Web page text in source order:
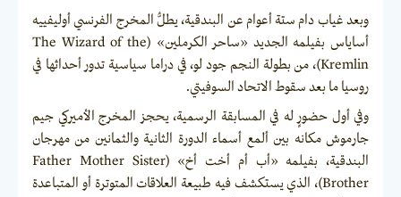
وبعد غياب دام ستة أعوام عن البندقية، يطلُّ المخرج الفرنسي أوليفييه
أساياس بفيلمه الجديد «ساحر الكرملين» (The Wizard of the
Kremlin)، من بطولة النجم جود لو، في دراما سياسية تدور أحداثها في
روسيا ما بعد سقوط الاتحاد السوفيتي.
وفي أول حضورٍ له في المسابقة الرسمية، يحجز المخرج الأميركي جيم
جارموش مكانه بين ألمع أسماء الدورة الثانية والثمانين من مهرجان
البندقية، بفيلمه «أب أم أخت أخ» (Father Mother Sister
Brother)، الذي يستكشف فيه طبيعة العلاقات المتوترة أو المتباعدة